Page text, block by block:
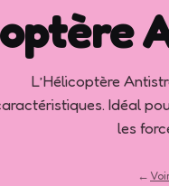
L’Hélicoptère
Idéal
les
←